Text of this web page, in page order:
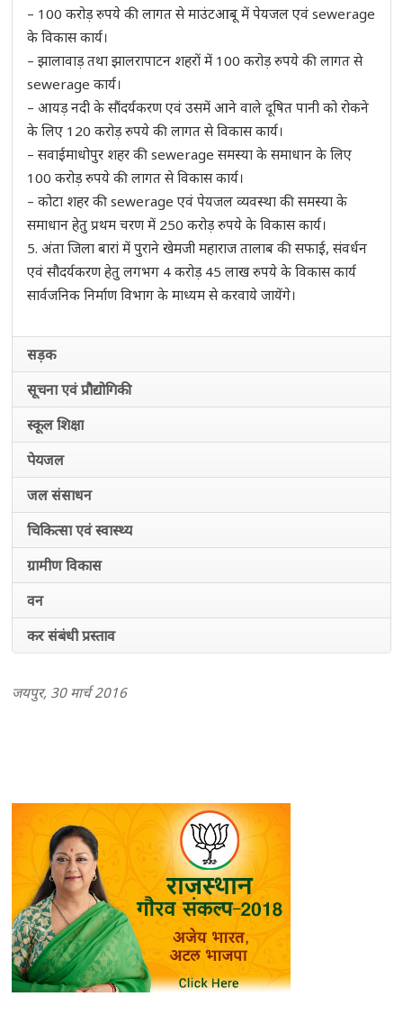
– 100 करोड़ रुपये की लागत से माउंटआबू में पेयजल एवं sewerage
के विकास कार्य।
– झालावाड़ तथा झालरापाटन शहरों में 100 करोड़ रुपये की लागत से
sewerage कार्य।
– आयड़ नदी के सौंदर्यकरण एवं उसमें आने वाले दूषित पानी को रोकने
के लिए 120 करोड़ रुपये की लागत से विकास कार्य।
– सवाईमाधोपुर शहर की sewerage समस्या के समाधान के लिए
100 करोड़ रुपये की लागत से विकास कार्य।
– कोटा शहर की sewerage एवं पेयजल व्यवस्था की समस्या के
समाधान हेतु प्रथम चरण में 250 करोड़ रुपये के विकास कार्य।
5. अंता जिला बारां में पुराने खेमजी महाराज तालाब की सफाई, संवर्धन
एवं सौदर्यकरण हेतु लगभग 4 करोड़ 45 लाख रुपये के विकास कार्य
सार्वजनिक निर्माण विभाग के माध्यम से करवाये जायेंगे।
सड़क
सूचना एवं प्रौद्योगिकी
स्कूल शिक्षा
पेयजल
जल संसाधन
चिकित्सा एवं स्वास्थ्य
ग्रामीण विकास
वन
कर संबंधी प्रस्ताव
जयपुर, 30 मार्च 2016